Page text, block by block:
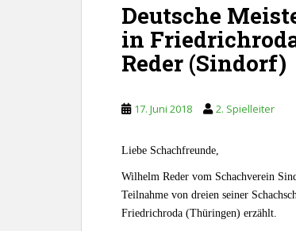
Deutsche
in
Reder (Sindorf)
17. Juni 2018 2. Spielleiter
Liebe Schachfreunde,
Wilhelm Reder vom Schachverein
Teilnahme von dreien seiner
Friedrichroda (Thüringen) erzählt.